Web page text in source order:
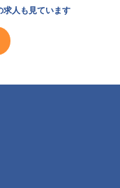
求人も見ています